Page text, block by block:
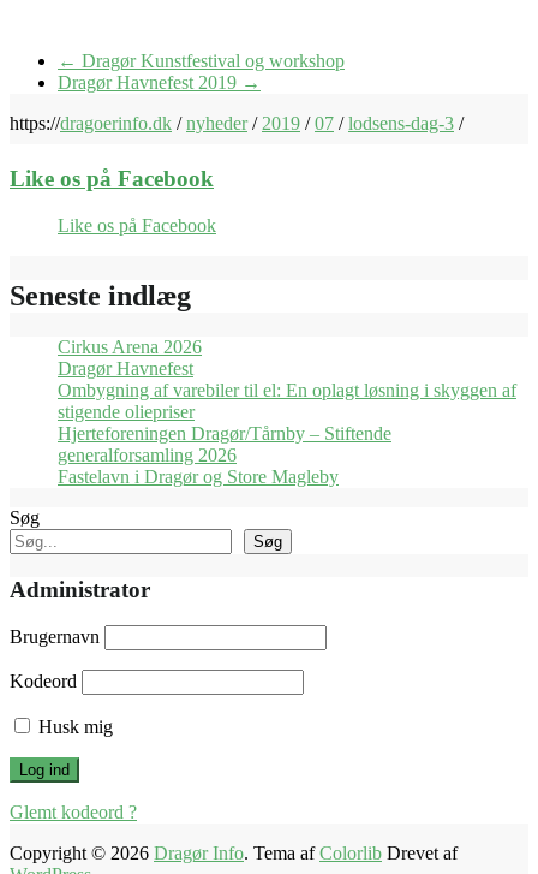
← Dragør Kunstfestival og workshop
Dragør Havnefest 2019 →
https://dragoerinfo.dk /nyheder/ 2019 /07 /lodsens-dag-3 /
Like os på Facebook
Like os på Facebook
Seneste indlæg
Cirkus Arena 2026
Dragør Havnefest
Ombygning af varebiler til el: En oplagt løsning i skyggen af
stigende oliepriser
Hjerteforeningen Dragør/Tårnby – Stiftende
generalforsamling 2026
Fastelavn i Dragør og Store Magleby
Søg
Søg
Administrator
Brugernavn
Kodeord
Husk mig
Glemt kodeord ?
Copyright © 2026 Dragør Info. Tema afColorlib Drevet af